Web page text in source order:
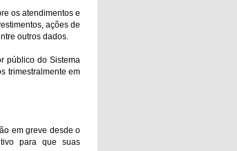
os atendimentos e
ações de
outros dados.
público do Sistema
trimestralmente em
em greve desde o
para que suas